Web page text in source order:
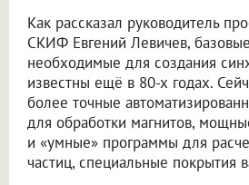
Как рассказал руководитель
СКИФ Евгений Левичев,
необходимые для создания
известны ещё в 80-х годах.
более точные
для обработки магнитов,
и «умные» программы для
частиц, специальные покрытия